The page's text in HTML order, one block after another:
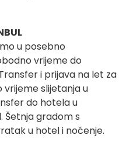
u posebno
vrijeme do
i prijava na let za
vrijeme slijetanja u
do hotela u
Šetnja gradom s
u hotel i noćenje.